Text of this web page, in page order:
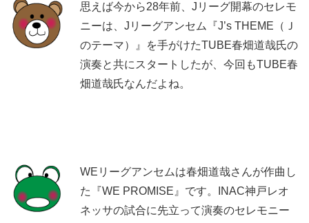
思えば今から28年前、Jリーグ開幕のセレモ
ニーは、Jリーグアンセム『J’s THEME（Ｊ
のテーマ）』を手がけたTUBE春畑道哉氏の
演奏と共にスタートしたが、今回もTUBE春
畑道哉氏なんだよね。
WEリーグアンセムは春畑道哉さんが作曲し
た『WE PROMISE』です。INAC神戸レオ
ネッサの試合に先立って演奏のセレモニー